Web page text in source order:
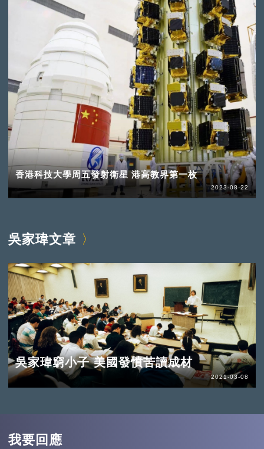
香港科技大學周五發射衛星 港高教界第一枚
2023-08-22
吳家瑋文章
吳家瑋窮小子 美國發憤苦讀成材
2021-03-08
我要回應